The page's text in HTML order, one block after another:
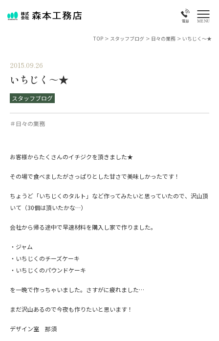
電話 MENU
TOP > スタッフブログ > 日々の業務 > いちじく～★
2015.09.26
いちじく～★
スタッフブログ
＃日々の業務
お客様からたくさんのイチジクを頂きました★
その場で食べましたがさっぱりとした甘さで美味しかったです！
ちょうど「いちじくのタルト」など作ってみたいと思っていたので、沢山頂
いて（30個は頂いたかな…）
会社から帰る途中で早速材料を購入し家で作りました。
・ジャム
・いちじくのチーズケーキ
・いちじくのパウンドケーキ
を一晩で作っちゃいました。さすがに疲れました…
まだ沢山あるので今夜も作りたいと思います！
デザイン室 那須